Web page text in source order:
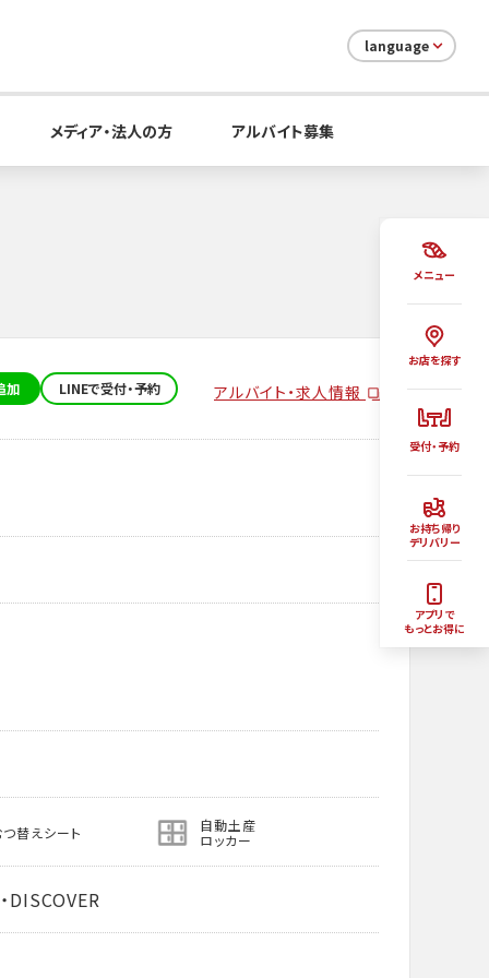
メニュー
お店を探す
受付・予約
お持ち帰り
デリバリー
アプリで
もっとお得に
language
メディア・法人の方 アルバイト募集
加 LINEで受付・予約 アルバイト・求人情報
替えシート 自動土産
ロッカー
DISCOVER